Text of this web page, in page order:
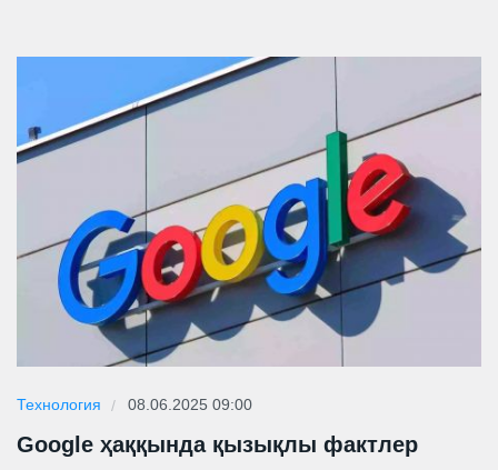
Технология 08.06.2025 09:00
Google ҳаққында қызықлы фактлер